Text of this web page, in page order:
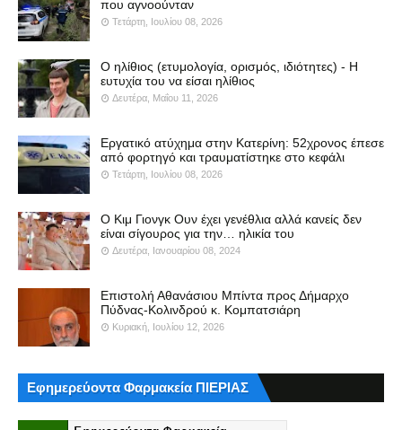
που αγνοούνταν
Τετάρτη, Ιουλίου 08, 2026
Ο ηλίθιος (ετυμολογία, ορισμός, ιδιότητες) - Η
ευτυχία του να είσαι ηλίθιος
Δευτέρα, Μαΐου 11, 2026
Εργατικό ατύχημα στην Κατερίνη: 52χρονος έπεσε
από φορτηγό και τραυματίστηκε στο κεφάλι
Τετάρτη, Ιουλίου 08, 2026
Ο Κιμ Γιονγκ Ουν έχει γενέθλια αλλά κανείς δεν
είναι σίγουρος για την… ηλικία του
Δευτέρα, Ιανουαρίου 08, 2024
Επιστολή Αθανάσιου Μπίντα προς Δήμαρχο
Πύδνας-Κολινδρού κ. Κομπατσιάρη
Κυριακή, Ιουλίου 12, 2026
Εφημερεύοντα Φαρμακεία ΠΙΕΡΙΑΣ